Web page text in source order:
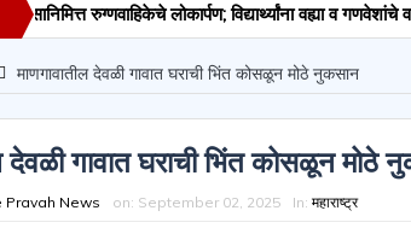
लोकार्पण; विद्यार्थ्यांना वह्या व गणवेशांचे वाटप;
लाखांचा मुद्देमाल जप्त
माणगावातील देवळी गावात घराची भिंत कोसळून मोठे नुकसान
देवळी गावात घराची भिंत कोसळून मोठे
Pravah News on: September 02, 2025 In: महाराष्ट्र